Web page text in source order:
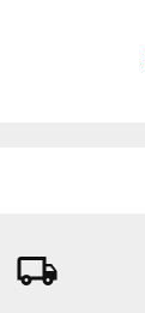
local_shipping